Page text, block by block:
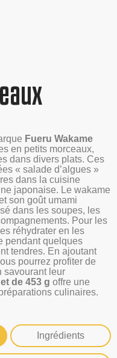
Fueru Wakame
en petits morceaux,
dans divers plats. Ces
« salade d’algues »
dans la cuisine
japonaise. Le wakame
son goût umami
dans les soupes, les
Pour les
réhydrater en les
pendant quelques
tendres. En ajoutant
pourrez profiter de
savourant leur
de 453 g offre une
culinaires.
Ingrédients